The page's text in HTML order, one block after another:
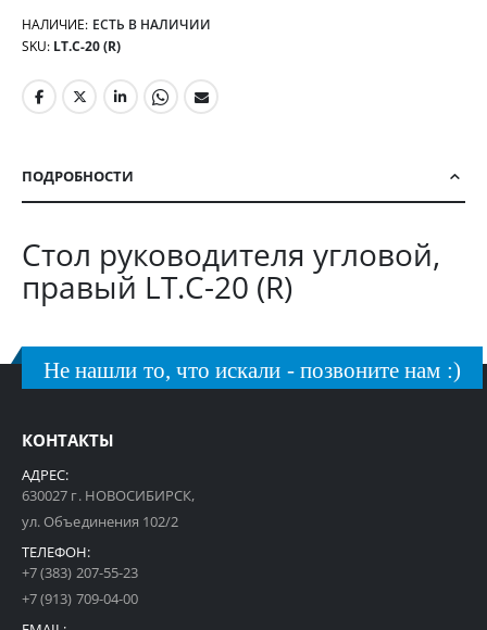
НАЛИЧИЕ: ЕСТЬ В НАЛИЧИИ
SKU LT.C-20 (R)
ПОДРОБНОСТИ
Стол руководителя угловой,
правый LT.C-20 (R)
Не нашли то, что искали - позвоните нам :)
КОНТАКТЫ
АДРЕС:
630027 г. НОВОСИБИРСК,
ул. Объединения 102/2
ТЕЛЕФОН:
+7 (383) 207-55-23
+7 (913) 709-04-00